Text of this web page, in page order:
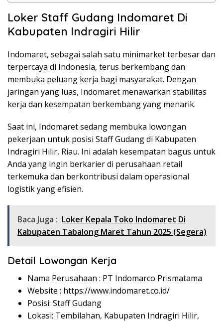
Loker Staff Gudang Indomaret Di
Kabupaten Indragiri Hilir
Indomaret, sebagai salah satu minimarket terbesar dan
terpercaya di Indonesia, terus berkembang dan
membuka peluang kerja bagi masyarakat. Dengan
jaringan yang luas, Indomaret menawarkan stabilitas
kerja dan kesempatan berkembang yang menarik.
Saat ini, Indomaret sedang membuka lowongan
pekerjaan untuk posisi Staff Gudang di Kabupaten
Indragiri Hilir, Riau. Ini adalah kesempatan bagus untuk
Anda yang ingin berkarier di perusahaan retail
terkemuka dan berkontribusi dalam operasional
logistik yang efisien.
Baca Juga : Loker Kepala Toko Indomaret Di
Kabupaten Tabalong Maret Tahun 2025 (Segera)
Detail Lowongan Kerja
Nama Perusahaan : PT Indomarco Prismatama
Website : https://www.indomaret.co.id/
Posisi: Staff Gudang
Lokasi: Tembilahan, Kabupaten Indragiri Hilir,